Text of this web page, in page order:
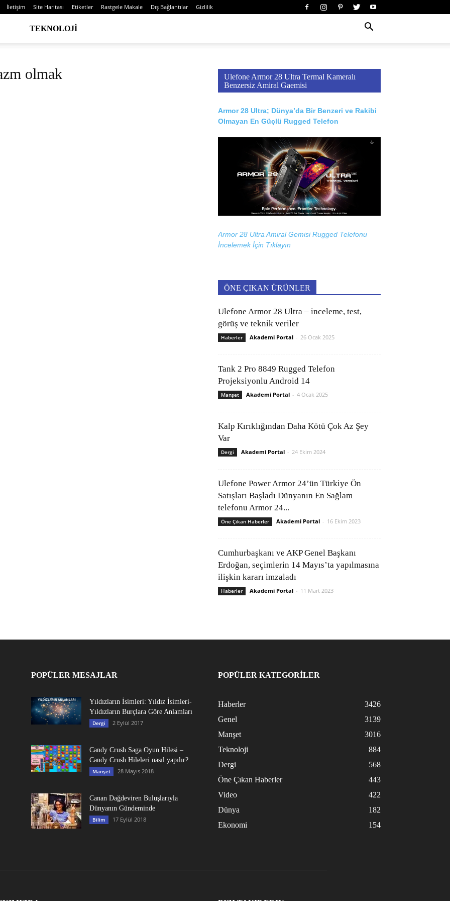
İletişim Site Haritası Etiketler Rastgele Makale Dış Bağlantılar Gizlilik
TEKNOLOJI
olmak
Ulefone Armor 28 Ultra Termal Kameralı
Benzersiz Amiral Gaemisi
Armor 28 Ultra; Dünya’da Bir Benzeri ve Rakibi
Olmayan En Güçlü Rugged Telefon
Armor 28 Ultra Amiral Gemisi Rugged Telefonu
İncelemek İçin Tıklayın
ÖNE ÇIKAN ÜRÜNLER
Ulefone Armor 28 Ultra – inceleme, test,
görüş ve teknik veriler
Haberler Akademi Portal - 26 Ocak 2025
Tank 2 Pro 8849 Rugged Telefon
Projeksiyonlu Android 14
Manşet Akademi Portal - 4 Ocak 2025
Kalp Kırıklığından Daha Kötü Çok Az Şey
Var
Dergi Akademi Portal - 24 Ekim 2024
Ulefone Power Armor 24’ün Türkiye Ön
Satışları Başladı Dünyanın En Sağlam
telefonu Armor 24...
Öne Çıkan Haberler Akademi Portal - 16 Ekim 2023
Cumhurbaşkanı ve AKP Genel Başkanı
Erdoğan, seçimlerin 14 Mayıs’ta yapılmasına
ilişkin kararı imzaladı
Haberler Akademi Portal - 11 Mart 2023
POPÜLER MESAJLAR
Yıldızların İsimleri: Yıldız İsimleri-
Yıldızların Burçlara Göre Anlamları
Dergi 2 Eylül 2017
Candy Crush Saga Oyun Hilesi –
Candy Crush Hileleri nasıl yapılır?
Manşet 28 Mayıs 2018
Canan Dağdeviren Buluşlarıyla
Dünyanın Gündeminde
Bilim 17 Eylül 2018
POPÜLER KATEGORİLER
Haberler
3426
Genel
3139
Manşet
3016
Teknoloji
884
Dergi
568
Öne Çıkan Haberler
443
Video
422
Dünya
182
Ekonomi
154